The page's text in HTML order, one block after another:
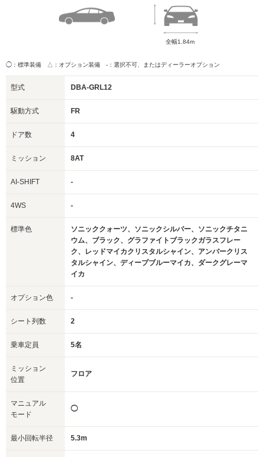
全幅1.84m
◯：標準装備 △：オプション装備 -：選択不可、またはディーラーオプション
型式 DBA-GRL12
駆動方式 FR
ドア数 4
ミッション 8AT
AI-SHIFT -
4WS -
標準色
ソニッククォーツ、ソニックシルバー、ソニックチタニ
ウム、ブラック、グラファイトブラックガラスフレー
ク、レッドマイカクリスタルシャイン、アンバークリス
タルシャイン、ディープブルーマイカ、ダークグレーマ
イカ
オプション色 -
シート列数 2
乗車定員 5名
ミッション
位置
フロア
マニュアル
モード
◯
最小回転半径 5.3m